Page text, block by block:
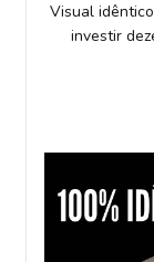
Visual
investir